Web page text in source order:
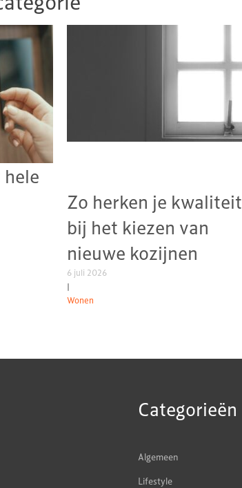
Zo herken je kwaliteit
bij het kiezen van
nieuwe kozijnen
6 juli 2026
|
Wonen
Categorieën
Algemeen
Lifestyle